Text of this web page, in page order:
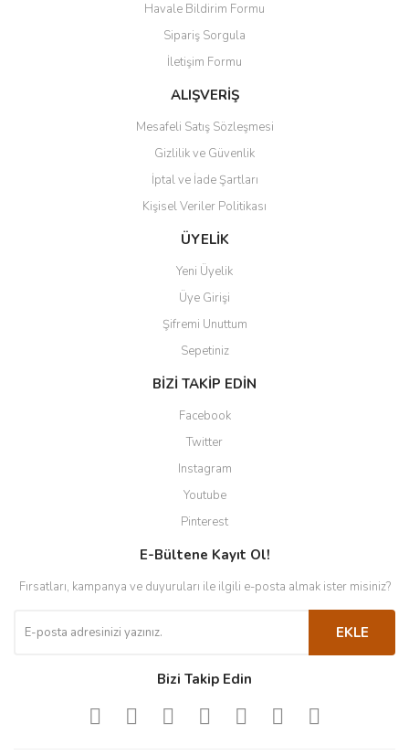
Ürün açıklamasında eksik bilgiler bulunuyor.
Ürün bilgilerinde hatalar bulunuyor.
Ürün fiyatı diğer sitelerden daha pahalı.
Bu ürüne benzer farklı alternatifler olmalı.
Gönder
Havale Bildirim Formu
Sipariş Sorgula
İletişim Formu
ALIŞVERİŞ
Mesafeli Satış Sözleşmesi
Gizlilik ve Güvenlik
İptal ve İade Şartları
Kişisel Veriler Politikası
ÜYELİK
Yeni Üyelik
Üye Girişi
Şifremi Unuttum
Sepetiniz
BİZİ TAKİP EDİN
Facebook
Twitter
Instagram
Youtube
Pinterest
E-Bültene Kayıt Ol!
Fırsatları, kampanya ve duyuruları ile ilgili e-posta almak ister misiniz?
EKLE
Bizi Takip Edin